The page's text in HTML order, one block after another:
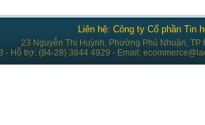
Liên hệ: Công ty Cổ phần Tin
23 Nguyễn Thị Huỳnh, Phường Phú Nhuận, TP
Hỗ trợ: (84-28) 3844 4929 - Email: